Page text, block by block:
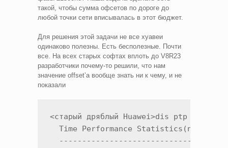
такой, чтобы сумма офсетов по дороге до
любой точки сети вписывалась в этот бюджет.
Для решения этой задачи не все хуавеи
одинаково полезны. Есть бесполезные. Почти
все. На всех старых софтах вплоть до V8R23
разработчики почему-то решили, что нам
значение offset’а вообще знать ни к чему, и не
показали
<старый дряблый Huawei>dis ptp all
Time Performance Statistics(ns):